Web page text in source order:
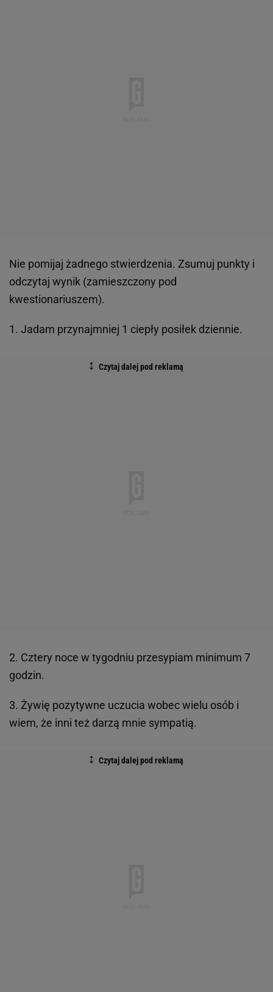
Nie pomijaj żadnego stwierdzenia. Zsumuj punkty i
odczytaj wynik (zamieszczony pod
kwestionariuszem).
1. Jadam przynajmniej 1 ciepły posiłek dziennie.
2. Cztery noce w tygodniu przesypiam minimum 7
godzin.
3. Żywię pozytywne uczucia wobec wielu osób i
wiem, że inni też darzą mnie sympatią.